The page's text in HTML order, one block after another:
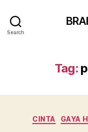
Search
Tag:
CINTA GAYA